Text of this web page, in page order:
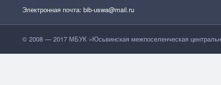
Электронная почта: bib-uswa@mail.ru
© 2008 — 2017 МБУК »Юсьвинская межпоселенческая